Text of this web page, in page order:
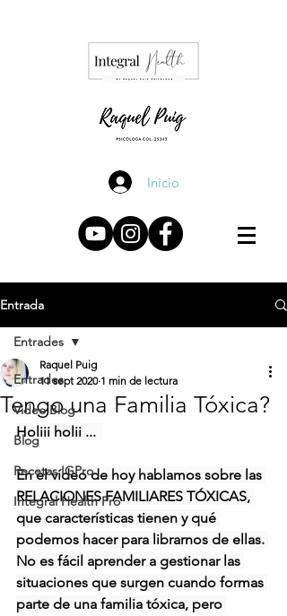
Inicio
Entrada
Entrades
Video Blog
Blog
Recetas IGPro
Integral Health Pro
Entrades
Tengo una Familia Tóxica?
Raquel Puig
11 sept 2020 1 min de lectura
Holiii holii ...
En el vídeo de hoy hablamos sobre las
RELACIONES FAMILIARES TÓXICAS,
que características tienen y qué
podemos hacer para librarnos de ellas.
No es fácil aprender a gestionar las
situaciones que surgen cuando formas
parte de una familia tóxica, pero